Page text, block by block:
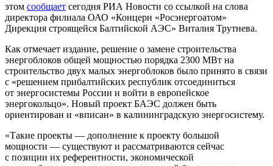
этом сообщает сегодня РИА Новости со ссылкой на слова
директора филиала ОАО «Концерн «Росэнергоатом»
Дирекция строящейся Балтийской АЭС» Виталия Трутнева.
Как отмечает издание, решение о замене строительства
энергоблоков общей мощностью порядка 2300 МВт на
строительство двух малых энергоблоков было принято в связи
с «решением прибалтийских республик отсоединиться
от энергосистемы России и войти в европейское
энергокольцо». Новый проект БАЭС должен быть
ориентирован и «вписан» в калининградскую энергосистему.
«Такие проекты — дополнение к проекту большой
мощности — существуют и рассматриваются сейчас
с позиции их референтности, экономической